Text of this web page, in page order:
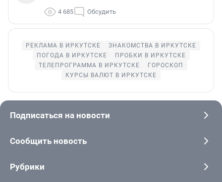
4 685 Обсудить
РЕКЛАМА В ИРКУТСКЕ
ЗНАКОМСТВА В ИРКУТСКЕ
ПОГОДА В ИРКУТСКЕ
ПРОБКИ В ИРКУТСКЕ
ТЕЛЕПРОГРАММА В ИРКУТСКЕ
ГОРОСКОП
КУРСЫ ВАЛЮТ В ИРКУТСКЕ
Подписаться на новости
Сообщить новость
Рубрики